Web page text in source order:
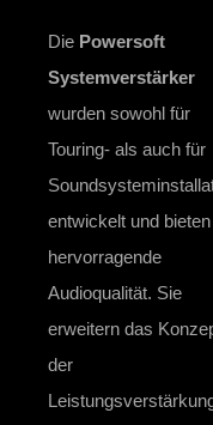
Die Powersoft
Systemverstärker
wurden sowohl für
Touring- als auch für
entwickelt und
hervorragende
Audioqualität. Sie
erweitern das
der